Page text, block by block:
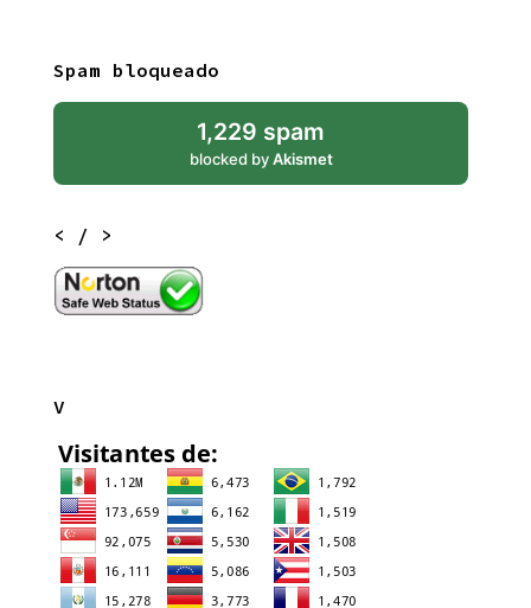
Spam bloqueado
1,229 spam
blocked byAkismet
< / >
V